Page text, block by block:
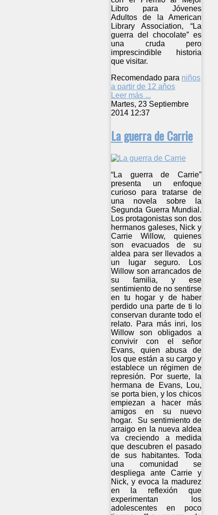
Libro para Jóvenes
Adultos de la American
Library Association, “La
guerra del chocolate” es
una cruda pero
imprescindible historia
que visitar.
Recomendado para niños
a partir de 12 años
Leer más ...
Martes, 23 Septiembre
2014 12:37
La guerra de Carrie
“La guerra de Carrie”
presenta un enfoque
curioso para tratarse de
una novela sobre la
Segunda Guerra Mundial.
Los protagonistas son dos
hermanos galeses, Nick y
Carrie Willow, quienes
son evacuados de su
aldea para ser llevados a
un lugar seguro. Los
Willow son arrancados de
su familia, y ese
sentimiento de no sentirse
en tu hogar y de haber
perdido una parte de ti lo
conservan durante todo el
relato. Para más inri, los
Willow son obligados a
convivir con el señor
Evans, quien abusa de
los que están a su cargo y
establece un régimen de
represión. Por suerte, la
hermana de Evans, Lou,
se porta bien, y los chicos
empiezan a hacer más
amigos en su nuevo
hogar. Su sentimiento de
arraigo en la nueva aldea
va creciendo a medida
que descubren el pasado
de sus habitantes. Toda
una comunidad se
despliega ante Carrie y
Nick, y evoca la madurez
en la reflexión que
experimentan los
adolescentes en poco